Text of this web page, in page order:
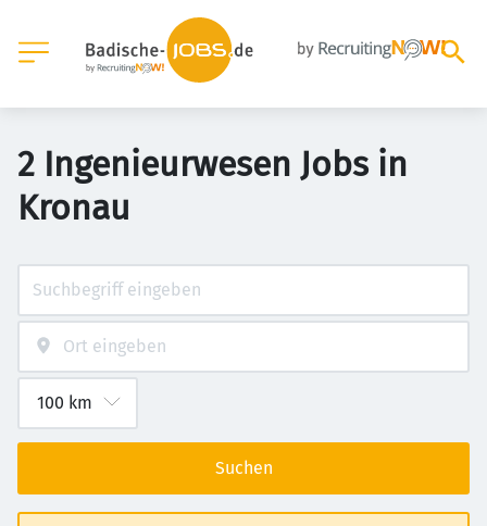
2 Ingenieurwesen Jobs in
Kronau
Suchen